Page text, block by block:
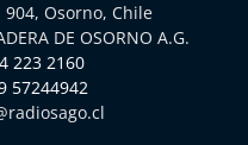
Osorno, Chile
DE OSORNO A.G.
223 2160
57244942